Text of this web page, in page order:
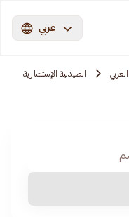
عربي
الصيدلية الإستشارية